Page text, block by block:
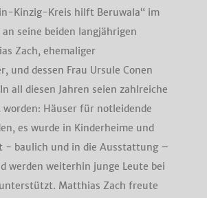
Kinzig-Kreis hilft Beruwala“ im
seine beiden langjährigen
Zach, ehemaliger
und dessen Frau Ursule Conen
all diesen Jahren seien zahlreiche
Häuser für notleidende
es wurde in Kinderheime und
- baulich und in die Ausstattung –
werden weiterhin junge Leute bei
Matthias Zach freute